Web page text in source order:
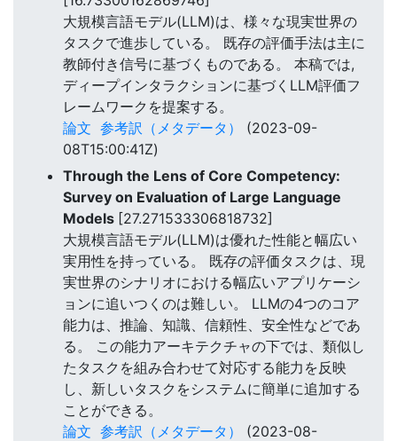
大規模言語モデル(LLM)は、様々な現実世界の
タスクで進歩している。 既存の評価手法は主に
教師付き信号に基づくものである。 本稿では,
ディープインタラクションに基づくLLM評価フ
レームワークを提案する。
論文 参考訳（メタデータ）
(2023-09-
08T15:00:41Z)
Through the Lens of Core Competency:
Survey on Evaluation of Large Language
Models [27.271533306818732]
大規模言語モデル(LLM)は優れた性能と幅広い
実用性を持っている。 既存の評価タスクは、現
実世界のシナリオにおける幅広いアプリケーシ
ョンに追いつくのは難しい。 LLMの4つのコア
能力は、推論、知識、信頼性、安全性などであ
る。 この能力アーキテクチャの下では、類似し
たタスクを組み合わせて対応する能力を反映
し、新しいタスクをシステムに簡単に追加する
ことができる。
論文 参考訳（メタデータ） (2023-08-